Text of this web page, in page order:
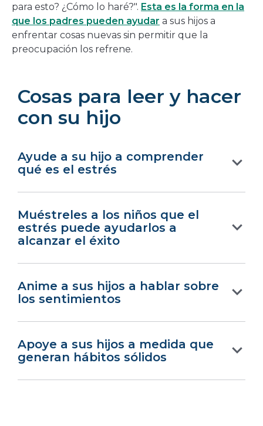
para esto? ¿Cómo lo haré?". Esta es la forma en la
que los padres pueden ayudar a sus hijos a
enfrentar cosas nuevas sin permitir que la
preocupación los refrene.
Cosas para leer y hacer
con su hijo
Ayude a su hijo a comprender
qué es el estrés
Muéstreles a los niños que el
estrés puede ayudarlos a
alcanzar el éxito
Anime a sus hijos a hablar sobre
los sentimientos
Apoye a sus hijos a medida que
generan hábitos sólidos